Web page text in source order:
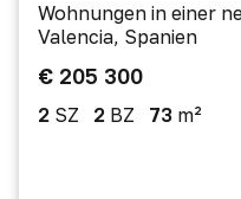
Wohnungen in einer
Valencia, Spanien
€ 205 300
2 SZ 2 BZ 73 m²